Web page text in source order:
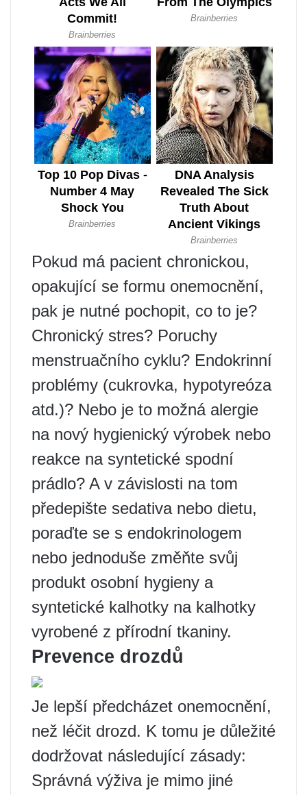
Pokud má pacient chronickou,
opakující se formu onemocnění,
pak je nutné pochopit, co to je?
Chronický stres? Poruchy
menstruačního cyklu? Endokrinní
problémy (cukrovka, hypotyreóza
atd.)? Nebo je to možná alergie
na nový hygienický výrobek nebo
reakce na syntetické spodní
prádlo? A v závislosti na tom
předepište sedativa nebo dietu,
poraďte se s endokrinologem
nebo jednoduše změňte svůj
produkt osobní hygieny a
syntetické kalhotky na kalhotky
vyrobené z přírodní tkaniny.
Prevence drozdů
Je lepší předcházet onemocnění,
než léčit drozd. K tomu je důležité
dodržovat následující zásady:
Správná výživa je mimo jiné